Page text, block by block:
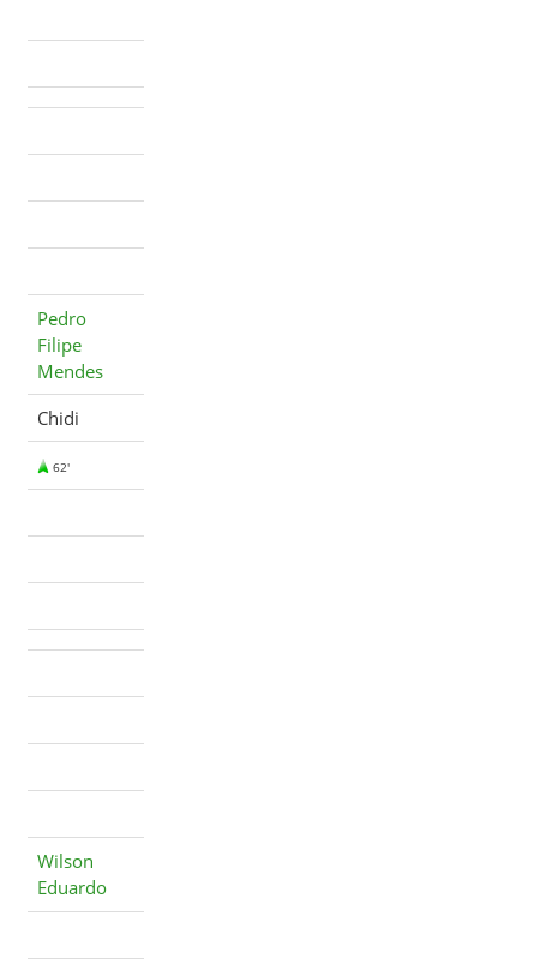
Pedro
Filipe
Mendes
Chidi
62'
Wilson
Eduardo